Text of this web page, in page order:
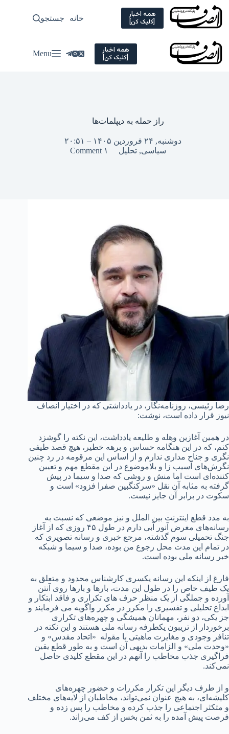
Skip
content
همه اخبار
[کلیک کن] خانه سیاسی
جستجو
همه اخبار
[کلیک کن] Menu
راز حمله به دیپلمات‌ها
دوشنبه, ۲۴ فروردین ۱۴۰۵ – ۲۰:۵۱
سیاسی,تحلیل ۱ Comment
رضا رئیسی، روزنامه‌نگار، در یادداشتی که در اختیار انصاف
نیوز قرار داده است، نوشت:
در همین آغازین وهله و طلیعه یادداشت، این نکته را گوشزد
کنم، که در این هنگامه حساس و برهه خطیر، هیچ قصد طیفی
نگری و جناح مداری ندارم و از اساس این مرقومه در رد چنین
نگرش‌های آسیب زا و بلاموضوع در این مقطع مهم و تعیین
کننده‌ای است اما منش و روشی که صدا و سیما در پیش
گرفته به مثابه آن نقل «سرکنگبین صفرا فزود» است و
سکوت در برابر آن جایز نیست.
به مدد قطع اینترنت بین الملل و نیز موضعی که نسبت به
رسانه‌های مغرض آنور آبی دارم در طول ۴۵ روزی که از آغاز
جنگ تحمیلی سوم گذشته، مرجع خبری و رسانه تصویری که
در تمام این مدت محل رجوع من بوده، صدا و سیما و شبکه
خبر رسانه ملی بوده است.
فارغ از اینکه این رسانه یکسری کارشناس محدود و متعلق به
یک طیف خاص را در طول این مدت، بارها و بارها روی آنتن
آورده و جملگی از یک منظر حرف های تکراری و فاقد ابتکار و
ابداع تحلیلی و تفسیری را مکرر در مکرر واگویه می فرمایند و
جز یکی، دو نفر، مهمانان همیشگی و چهره‌های تکراری
برخوردار از تریبون یکطرفه رسانه ملی هستند و این نکته در
تنافر وجودی و مغایرت ماهیتی با مقوله «اتحاد مقدس» و
«وحدت ملی» و الزامات بدیهی آن است و به طور قطع یقین
فراگیری جذب مخاطب را آنهم در این مقطع کلیدی حاصل
نمی‌کند.
و از طرف دیگر این تکرار مکررات و حضور چهره‌های
کلیشه‌ای، به هیچ عنوان نمی‌تواند، مخاطبان از لایه‌های مختلف
و متکثر اجتماعی را جذب کرده و مخاطب را پس زده و
فرصت پیش آمده را به ثمن‌ بخس از کف می‌راند.